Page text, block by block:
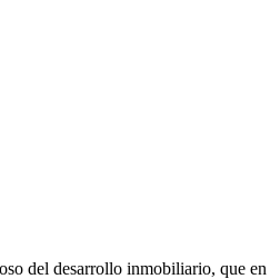
del desarrollo inmobiliario, que